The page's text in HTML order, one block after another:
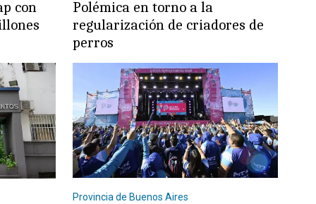
con
Polémica en torno a la
regularización de criadores de
perros
Provincia de Buenos Aires